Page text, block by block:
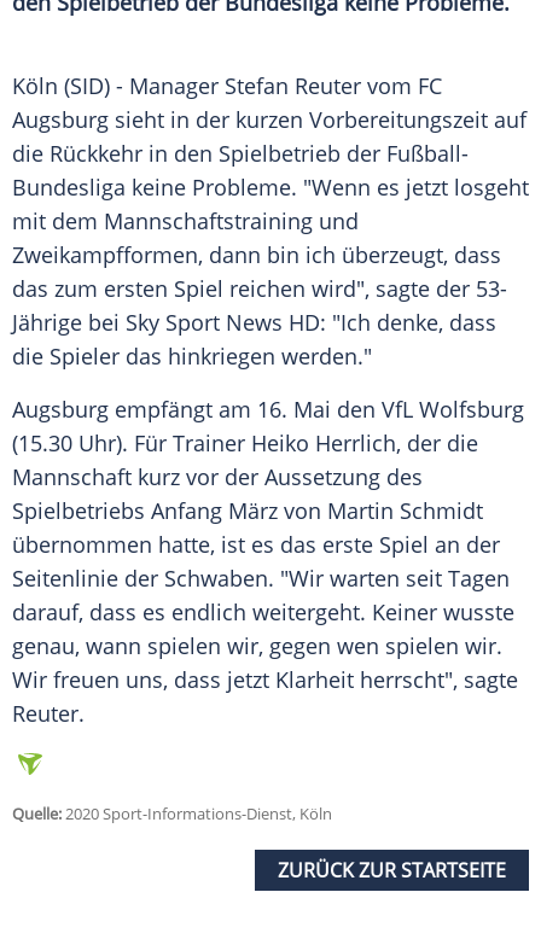
Köln (SID) - Manager Stefan Reuter vom FC
Augsburg sieht in der kurzen Vorbereitungszeit auf
die Rückkehr in den Spielbetrieb der Fußball-
Bundesliga keine Probleme. "Wenn es jetzt losgeht
mit dem Mannschaftstraining und
Zweikampfformen, dann bin ich überzeugt, dass
das zum ersten Spiel reichen wird", sagte der 53-
Jährige bei Sky Sport News HD: "Ich denke, dass
die Spieler das hinkriegen werden."
Augsburg empfängt am 16. Mai den VfL Wolfsburg
(15.30 Uhr). Für Trainer Heiko Herrlich, der die
Mannschaft kurz vor der Aussetzung des
Spielbetriebs Anfang März von Martin Schmidt
übernommen hatte, ist es das erste Spiel an der
Seitenlinie der Schwaben. "Wir warten seit Tagen
darauf, dass es endlich weitergeht. Keiner wusste
genau, wann spielen wir, gegen wen spielen wir.
Wir freuen uns, dass jetzt Klarheit herrscht", sagte
Reuter.
Quelle:2020 Sport-Informations-Dienst, Köln
ZURÜCK ZUR STARTSEITE